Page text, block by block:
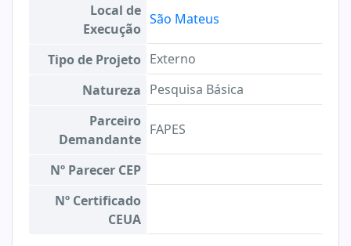
Local de
Execução
São Mateus
Tipo de Projeto Externo
Natureza Pesquisa Básica
Parceiro
Demandante
FAPES
Nº Parecer CEP
Nº Certificado
CEUA